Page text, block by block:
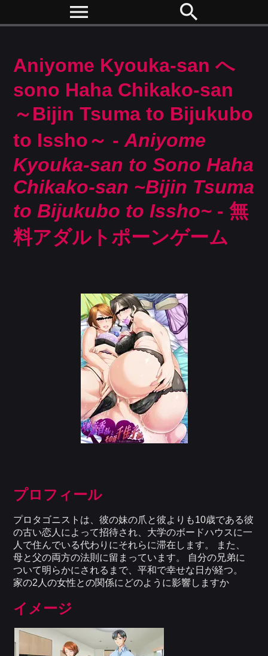
menu search
Aniyome Kyouka-san へ
sono Haha Chikako-san
～Bijin Tsuma to Bijukubo
to Issho～ -Aniyome
Kyouka-san to Sono Haha
Chikako-san ~Bijin Tsuma
to Bijukubo to Issho~ - 無
料アダルトポーンゲーム
プロフィール
プロタゴニストは、彼の妹の爪と彼よりも10歳である彼
の古い恋人によって招待され、大学のボードハウスに一
人で住んでいる代わりにそれらに滞在します。 また、
母と父の両方の法則に留まっています。 自分の兄弟に
ついて明らかにされるまで、平和で幸せな日が経つ。
家の2人の女性との関係にどのように影響しますか
イメージ